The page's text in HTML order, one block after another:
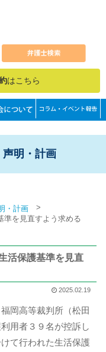
はこちら
明・計画
・計画 >
準を見直すよう求める
活保護基準を見直
2025.02.19
岡高等裁判所（松田
用者３９名が控訴し
て行われた生活保護